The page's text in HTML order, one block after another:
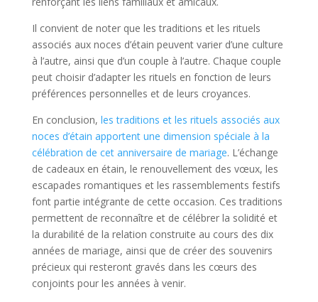
Il convient de noter que les traditions et les rituels
associés aux noces d’étain peuvent varier d’une culture
à l’autre, ainsi que d’un couple à l’autre. Chaque couple
peut choisir d’adapter les rituels en fonction de leurs
préférences personnelles et de leurs croyances.
En conclusion, les traditions et les rituels associés aux
noces d’étain apportent une dimension spéciale à la
célébration de cet anniversaire de mariage. L’échange
de cadeaux en étain, le renouvellement des vœux, les
escapades romantiques et les rassemblements festifs
font partie intégrante de cette occasion. Ces traditions
permettent de reconnaître et de célébrer la solidité et
la durabilité de la relation construite au cours des dix
années de mariage, ainsi que de créer des souvenirs
précieux qui resteront gravés dans les cœurs des
conjoints pour les années à venir.